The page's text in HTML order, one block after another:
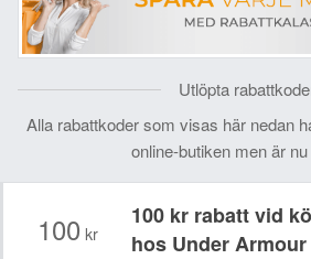
Utlöpta
Alla rabattkoder som visas här nedan
online-butiken men är
100 kr
100 kr rabatt vid
hos Under Armour